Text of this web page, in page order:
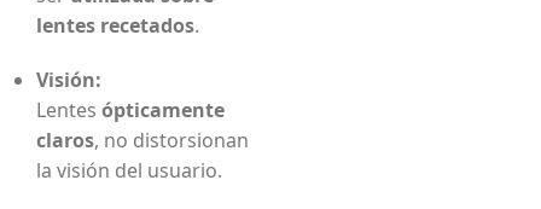
lentes recetados.
Visión:
Lentes ópticamente
claros, no distorsionan
la visión del usuario.